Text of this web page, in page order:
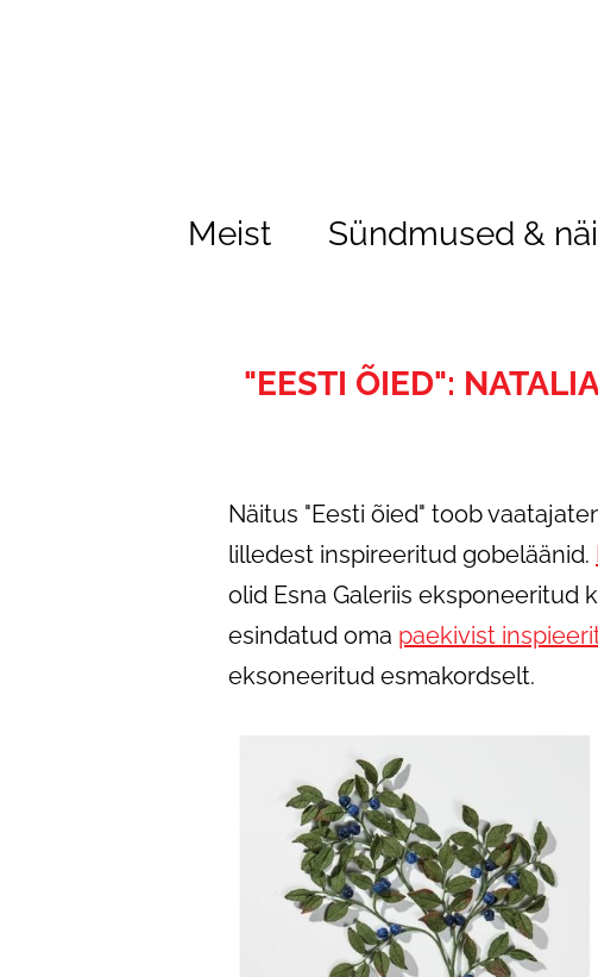
Meist Sündmused &
"EESTI ÕIED":
Näitus "Eesti õied" toob
lilledest inspireeritud gobeläänid.
olid Esna Galeriis eksponeeritud
esindatud oma paekivist
eksoneeritud esmakordselt.